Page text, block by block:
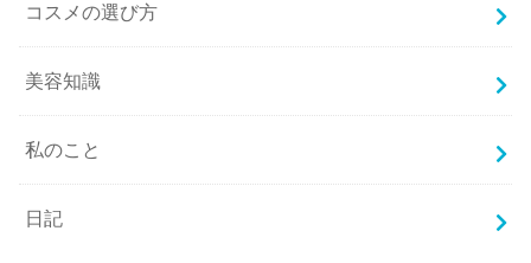
コスメの選び方
美容知識
私のこと
日記